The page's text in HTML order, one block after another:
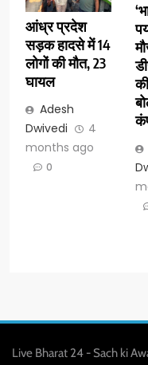
आंध्र प्रदेश
सड़क हादसे में 14
लोगों की मौत, 23
घायल
Adesh
Dwivedi
4
months ago
0
Live Bharat 24 - Sach ki